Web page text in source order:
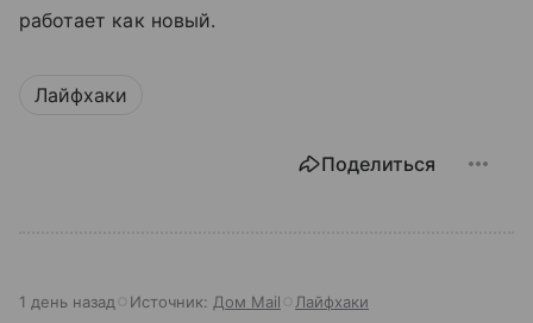
работает как новый.
Лайфхаки
Поделиться
1 день назад Источник: Дом Mail Лайфхаки